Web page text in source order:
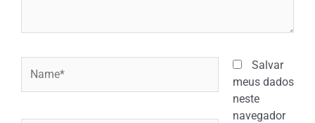
Salvar
meus dados
neste
navegador